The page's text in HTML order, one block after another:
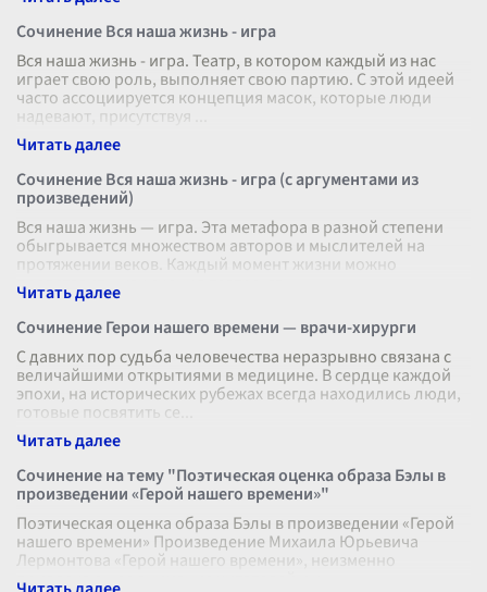
Сочинение Вся наша жизнь - игра
Вся наша жизнь - игра. Театр, в котором каждый из нас
играет свою роль, выполняет свою партию. С этой идеей
часто ассоциируется концепция масок, которые люди
надевают, присутствуя
Сочинение Вся наша жизнь - игра (с аргументами из
произведений)
Вся наша жизнь — игра. Эта метафора в разной степени
обыгрывается множеством авторов и мыслителей на
протяжении веков. Каждый момент жизни можно
представить, как сцену в театре, гд
Сочинение Герои нашего времени — врачи-хирурги
С давних пор судьба человечества неразрывно связана с
величайшими открытиями в медицине. В сердце каждой
эпохи, на исторических рубежах всегда находились люди,
готовые посвятить се
Сочинение на тему "Поэтическая оценка образа Бэлы в
произведении «Герой нашего времени»"
Поэтическая оценка образа Бэлы в произведении «Герой
нашего времени» Произведение Михаила Юрьевича
Лермонтова «Герой нашего времени», неизменно
привлекающее внимание читателей и к